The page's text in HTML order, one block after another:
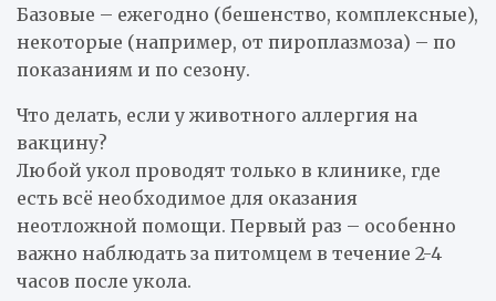
Базовые – ежегодно (бешенство, комплексные),
некоторые (например, от пироплазмоза) – по
показаниям и по сезону.
Что делать, если у животного аллергия на
вакцину?
Любой укол проводят только в клинике, где
есть всё необходимое для оказания
неотложной помощи. Первый раз – особенно
важно наблюдать за питомцем в течение 2-4
часов после укола.